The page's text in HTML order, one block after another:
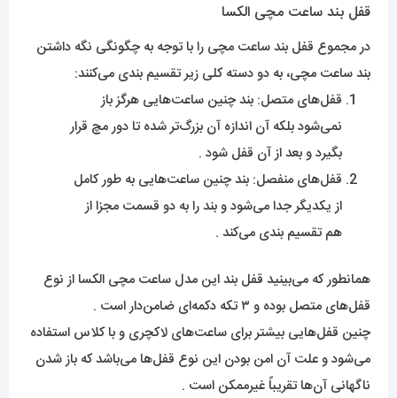
قفل بند ساعت مچی الکسا
در مجموع قفل بند ساعت مچی را با توجه به چگونگی نگه داشتن
بند ساعت مچی، به دو دسته کلی زیر تقسیم بندی می‌کنند:
قفل‌های متصل: بند چنین ساعت‌هایی هرگز باز
نمی‌شود بلکه آن اندازه آن بزرگ‌تر شده تا دور مچ قرار
بگیرد و بعد از آن قفل شود .
قفل‌های منفصل: بند چنین ساعت‌هایی به طور کامل
از یکدیگر جدا می‌شود و بند را به دو قسمت مجزا از
هم تقسیم بندی می‌کند .
همانطور که می‌بینید قفل بند این مدل ساعت مچی الکسا از نوع
قفل‌های متصل بوده و ۳ تکه دکمه‌ای ضامن‌دار است .
چنین قفل‌هایی بیشتر برای ساعت‌های لاکچری و با کلاس استفاده
می‌شود و علت آن امن بودن این نوع قفل‌ها می‌باشد که باز شدن
ناگهانی آن‌ها تقریباً غیرممکن است .